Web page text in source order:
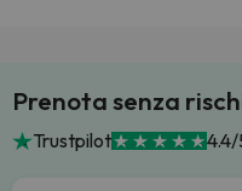
Prenota senza
Trustpilot 4.4/